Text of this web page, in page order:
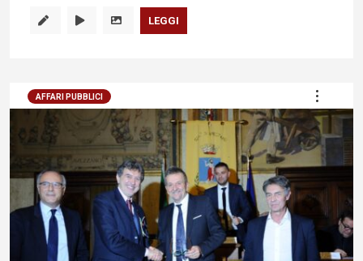
LEGGI
AFFARI PUBBLICI